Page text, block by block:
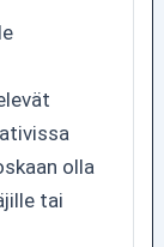
olla
tai